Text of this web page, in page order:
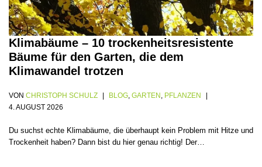
Klimabäume – 10 trockenheitsresistente
Bäume für den Garten, die dem
Klimawandel trotzen
VON CHRISTOPH SCHULZ BLOG GARTEN
PFLANZEN
4. AUGUST 2026
Du suchst echte Klimabäume, die überhaupt kein Problem mit Hitze und
Trockenheit haben? Dann bist du hier genau richtig! Der…